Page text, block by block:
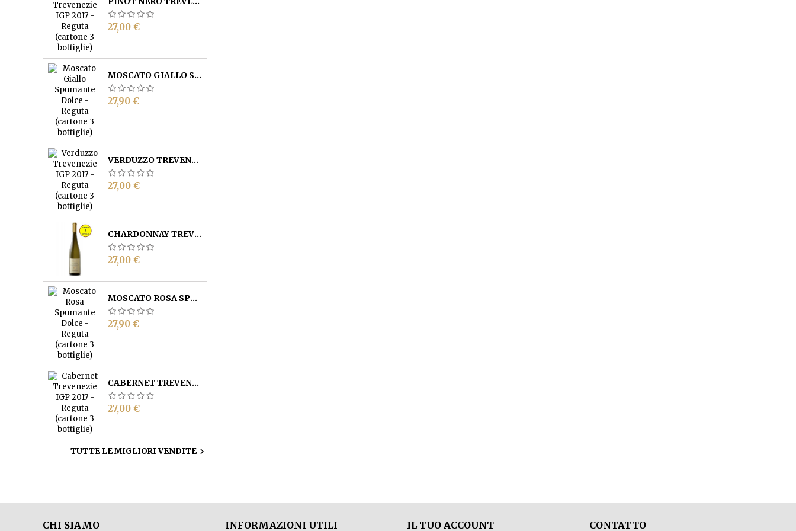
Prezzo
27,00 €
MOSCATO GIALLO SPUMANTE DOLCE - REGUTA (CARTONE 3 BOTTIGLIE)
Prezzo
27,90 €
VERDUZZO TREVENEZIE IGP - REGUTA (CARTONE 3 BOTTIGLIE)
Prezzo
27,00 €
CHARDONNAY TREVENEZIE IGP - REGUTA (CARTONE 3 BOTTIGLIE)
Prezzo
27,00 €
MOSCATO ROSA SPUMANTE DOLCE - REGUTA (CARTONE 3 BOTTIGLIE)
Prezzo
27,90 €
CABERNET TREVENEZIE IGP - REGUTA (CARTONE 3 BOTTIGLIE)
Prezzo
27,00 €
TUTTE LE MIGLIORI VENDITE
CHI SIAMO INFORMAZIONI UTILI IL TUO ACCOUNT CONTATTO